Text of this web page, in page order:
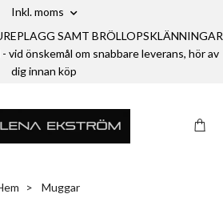
Inkl. moms
SAMT BRÖLLOPSKLÄNNINGAR
vid önskemål om snabbare leverans, hör av
dig innan köp
Muggar